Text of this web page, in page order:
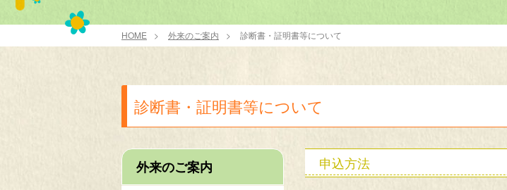
HOME 外来のご案内 診断書・証明書等について
診断書・証明書等について
申込方法
外来のご案内